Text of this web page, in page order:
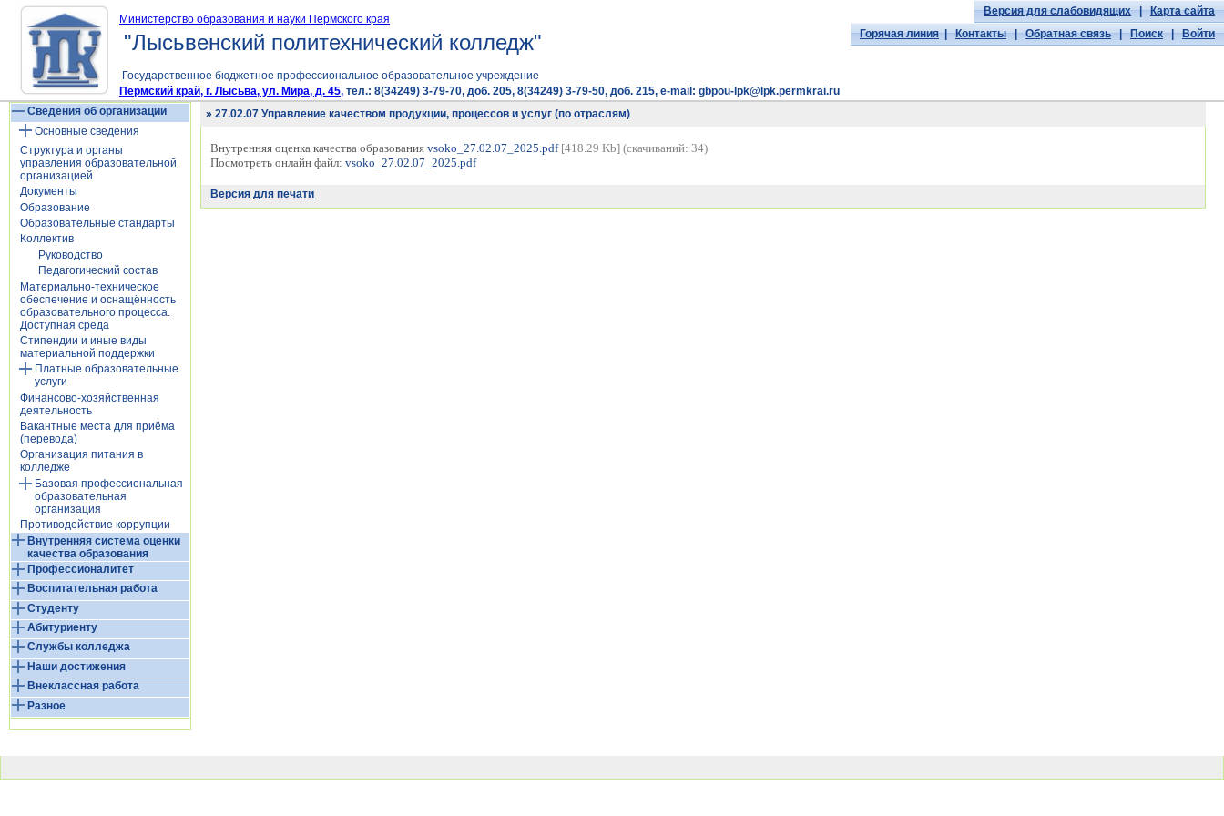
Министерство образования и науки Пермского края
"Лысьвенский политехнический колледж"
Версия для слабовидящих|Карта сайта
Горячая линия|Контакты|Обратная связь|Поиск|Войти
Государственное бюджетное профессиональное образовательное учреждение
Пермский край, г. Лысьва, ул. Мира, д. 45, тел.: 8(34249) 3-79-70, доб. 205, 8(34249) 3-79-50, доб. 215, e-mail: gbpou-lpk@lpk.permkrai.ru
Сведения об организации
Основные сведения
Структура и органы
управления образовательной
организацией
Документы
Образование
Образовательные стандарты
Коллектив
Руководство
Педагогический состав
Материально-техническое
обеспечение и оснащённость
образовательного процесса.
Доступная среда
Стипендии и иные виды
материальной поддержки
Платные образовательные
услуги
Финансово-хозяйственная
деятельность
Вакантные места для приёма
(перевода)
Организация питания в
колледже
Базовая профессиональная
образовательная
организация
Противодействие коррупции
Внутренняя система оценки
качества образования
Профессионалитет
Воспитательная работа
Студенту
Абитуриенту
Службы колледжа
Наши достижения
Внеклассная работа
Разное
» 27.02.07 Управление качеством продукции, процессов и услуг (по отраслям)
Внутренняя оценка качества образования vsoko_27.02.07_2025.pdf[418.29 Kb] (cкачиваний: 34)
Посмотреть онлайн файл: vsoko_27.02.07_2025.pdf
Версия для печати